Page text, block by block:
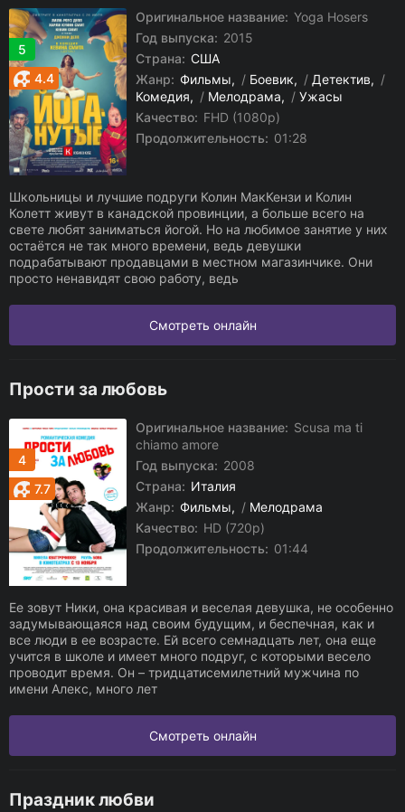
5
4.4
Оригинальное название: Yoga Hosers
Год выпуска: 2015
Страна: США
Жанр: Фильмы / Боевик / Детектив
/
Комедия
/ Мелодрама / Ужасы
Качество: FHD (1080p)
Продолжительность: 01:28
Школьницы и лучшие подруги Колин МакКензи и Колин
Колетт живут в канадской провинции, а больше всего на
свете любят заниматься йогой. Но на любимое занятие у них
остаётся не так много времени, ведь девушки
подрабатывают продавцами в местном магазинчике. Они
просто ненавидят свою работу, ведь
Смотреть онлайн
Прости за любовь
4
7.7
Оригинальное название: Scusa ma ti
chiamo amore
Год выпуска: 2008
Страна: Италия
Жанр: Фильмы / Мелодрама
Качество: HD (720p)
Продолжительность: 01:44
Ее зовут Ники, она красивая и веселая девушка, не особенно
задумывающаяся над своим будущим, и беспечная, как и
все люди в ее возрасте. Ей всего семнадцать лет, она еще
учится в школе и имеет много подруг, с которыми весело
проводит время. Он – тридцатисемилетний мужчина по
имени Алекс, много лет
Смотреть онлайн
Праздник любви